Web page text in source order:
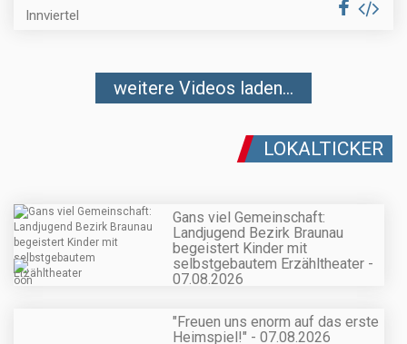
Innviertel
weitere Videos laden...
LOKALTICKER
Gans viel Gemeinschaft:
Landjugend Bezirk Braunau
begeistert Kinder mit
selbstgebautem Erzähltheater -
07.08.2026
"Freuen uns enorm auf das erste
Heimspiel!" - 07.08.2026